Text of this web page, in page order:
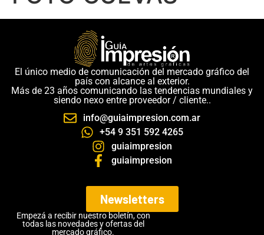
El único medio de comunicación del mercado gráfico del
país con alcance al exterior.
Más de 23 años comunicando las tendencias mundiales y
siendo nexo entre proveedor / cliente..
info@guiaimpresion.com.ar
+54 9 351 592 4265
guiaimpresion
guiaimpresion
Newsletters
Empezá a recibir nuestro boletín, con
todas las novedades y ofertas del
mercado gráfico.